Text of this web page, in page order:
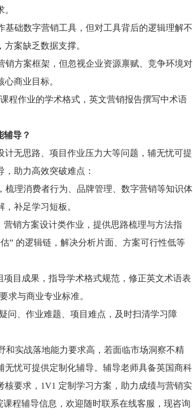
础数字营销工具，但对工具背后的逻辑理解不
案缺乏数据支撑。
方案框架，但忽视企业资源禀赋、竞争环境对
商业目标。
作业的学术格式，英文营销报告撰写中术语
辅导？
无思路、项目作业压力大等问题，辅无忧可提
助力高效突破难点：
理消费者行为、品牌管理、数字营销等知识体
补足学习短板。
销方案设计类作业，提供思路梳理与方法指
” 的逻辑链，解决分析片面、方案可行性低等
目成果，指导学术格式规范，修正英文术语表
求与商业专业标准。
、作业难题、项目难点，及时扫清学习障
实战落地能力要求高，若面临市场洞察不精
忧可提供定制化辅导。辅导老师具备英国商科
要求，1V1 定制学习方案，助力成绩与营销实
程辅导信息，欢迎随时联系在线客服，现咨询